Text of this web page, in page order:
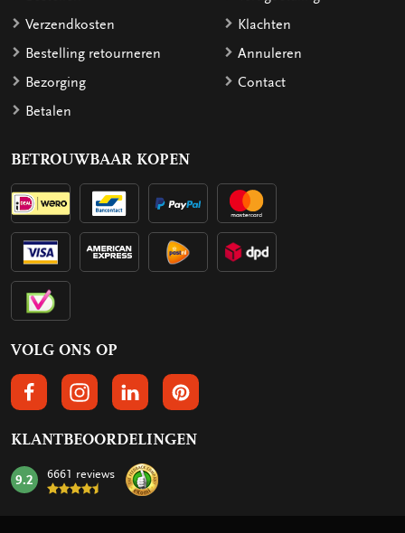
Verzendkosten
Bestelling retourneren
Bezorging
Betalen
Klachten
Annuleren
Contact
BETROUWBAAR KOPEN
VOLG ONS OP
VOLGS ONS OP FACEBOOK
VOLG ONS OP INSTAGRAM
VOLG ONS OP LINKEDIN
VOLG ONS OP PINTEREST
KLANTBEOORDELINGEN
mark:
9.2 6661 reviews